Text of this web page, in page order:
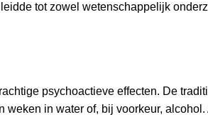
tot zowel wetenschappelijk
psychoactieve effecten. De
weken in water of, bij voorkeur,